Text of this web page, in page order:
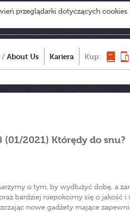
przeglądarki dotyczących cookies
/ About Us Kariera Kup:
(01/2021) Którędy do snu?
o tym, by wydłużyć dobę, a
bardziej niepokoimy się o jakość i
nowe gadżety mające